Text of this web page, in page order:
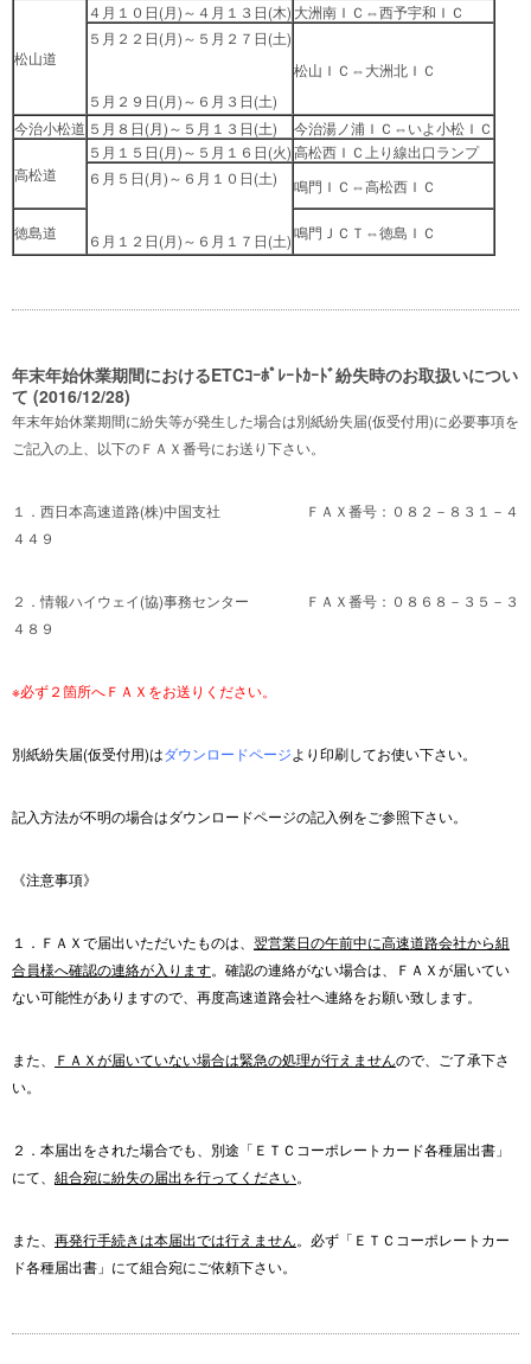
松山道
４月１０日(月)～４月１３日(木) 大洲南ＩＣ⇔西予宇和ＩＣ
５月２２日(月)～５月２７日(土)
５月２９日(月)～６月３日(土)
松山ＩＣ⇔大洲北ＩＣ
今治小松道 ５月８日(月)～５月１３日(土) 今治湯ノ浦ＩＣ⇔いよ小松ＩＣ
高松道
５月１５日(月)～５月１６日(火)高松西ＩＣ上り線出口ランプ
６月５日(月)～６月１０日(土)
６月１２日(月)～６月１７日(土)
鳴門ＩＣ⇔高松西ＩＣ
徳島道 鳴門ＪＣＴ⇔徳島ＩＣ
年末年始休業期間におけるETCｺｰﾎﾟﾚｰﾄｶｰﾄﾞ紛失時のお取扱いについ
て (2016/12/28)
年末年始休業期間に紛失等が発生した場合は別紙紛失届(仮受付用)に必要事項を
ご記入の上、以下のＦＡＸ番号にお送り下さい。
１．西日本高速道路(株)中国支社 ＦＡＸ番号：０８２－８３１－４
４４９
２．情報ハイウェイ(協)事務センター ＦＡＸ番号：０８６８－３５－３
４８９
※必ず２箇所へＦＡＸをお送りください。
別紙紛失届(仮受付用)はダウンロードページより印刷してお使い下さい。
記入方法が不明の場合はダウンロードページの記入例をご参照下さい。
《注意事項》
１．ＦＡＸで届出いただいたものは、 翌営業日の午前中に高速道路会社から組
合員様へ確認の連絡が入ります。確認の連絡がない場合は、ＦＡＸが届いてい
ない可能性がありますので、再度高速道路会社へ連絡をお願い致します。
また、 ＦＡＸが届いていない場合は緊急の処理が行えませんので、ご了承下さ
い。
２．本届出をされた場合でも、別途「ＥＴＣコーポレートカード各種届出書」
にて、 組合宛に紛失の届出を行ってください。
また、 再発行手続きは本届出では行えません。必ず「ＥＴＣコーポレートカー
ド各種届出書」にて組合宛にご依頼下さい。